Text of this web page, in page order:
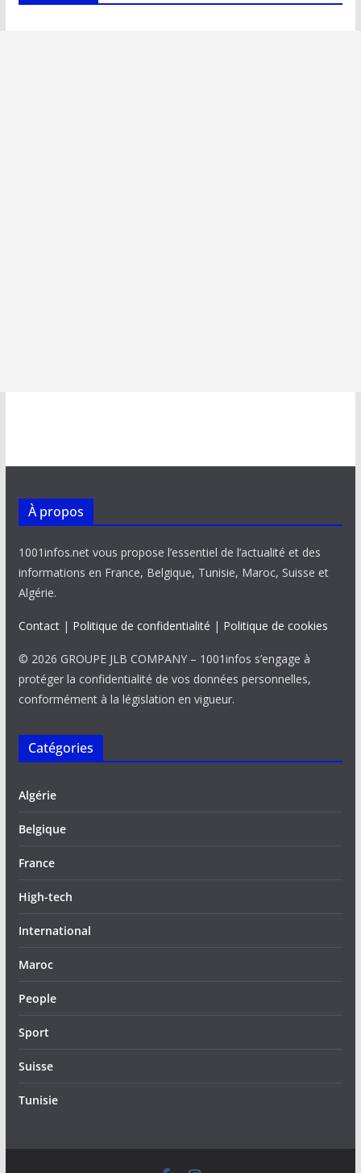
À propos
1001infos.net vous propose l’essentiel de l’actualité et des
informations en France, Belgique, Tunisie, Maroc, Suisse et
Algérie.
Contact| Politique de confidentialité | Politique de cookies
© 2026 GROUPE JLB COMPANY – 1001infos s’engage à
protéger la confidentialité de vos données personnelles,
conformément à la législation en vigueur.
Catégories
Algérie
Belgique
France
High-tech
International
Maroc
People
Sport
Suisse
Tunisie